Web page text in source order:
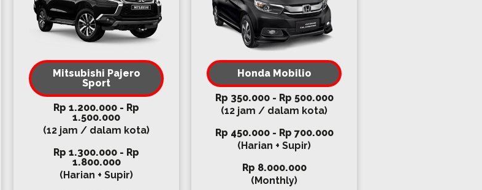
Mitsubishi Pajero
Sport
Rp 1.200.000 - Rp
1.500.000
(12 jam / dalam kota)
Rp 1.300.000 - Rp
1.800.000
(Harian + Supir)
Honda Mobilio
Rp 350.000 - Rp 500.000
(12 jam / dalam kota)
Rp 450.000 - Rp 700.000
(Harian + Supir)
Rp 8.000.000
(Monthly)